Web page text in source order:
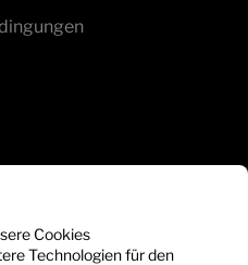
Cookies
Technologien für den